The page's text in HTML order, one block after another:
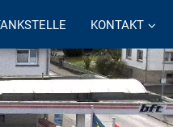
KONTAKT